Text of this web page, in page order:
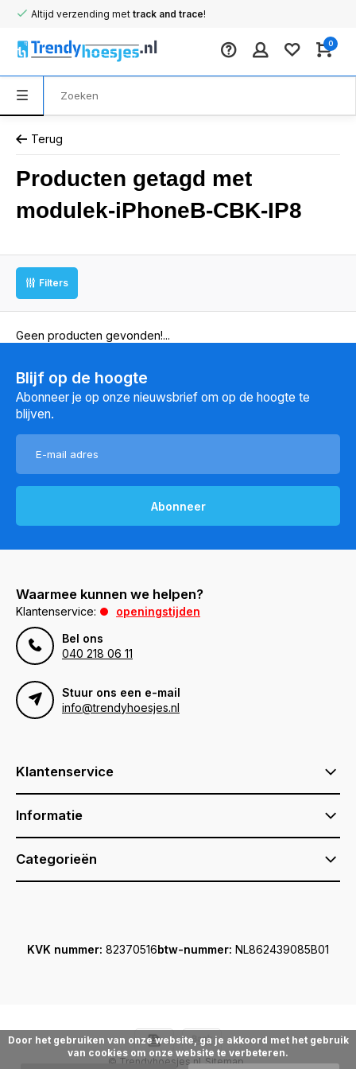
Altijd verzending met track and trace!
0
Terug
Producten getagd met
modulek-iPhoneB-CBK-IP8
Filters
Geen producten gevonden!...
Blijf op de hoogte
Abonneer je op onze nieuwsbrief om op de hoogte te
blijven.
Abonneer
Waarmee kunnen we helpen?
Klantenservice:
openingstijden
Bel ons
040 218 06 11
Stuur ons een e-mail
info@trendyhoesjes.nl
Klantenservice
Informatie
Categorieën
KVK nummer: 82370516btw-nummer: NL862439085B01
© Trendyhoesjes.nl Sitemap
Door het gebruiken van onze website, ga je akkoord met het gebruik
van cookies om onze website te verbeteren.